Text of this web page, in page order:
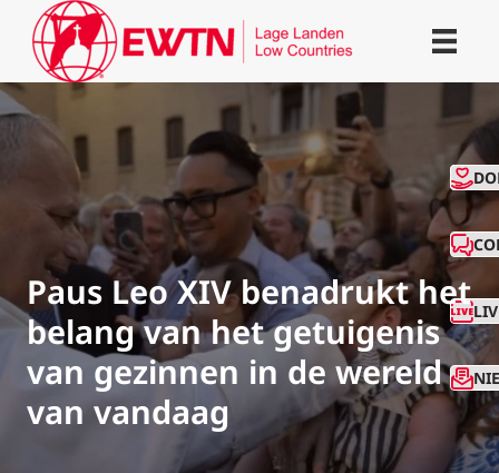
Paus Leo XIV benadrukt het
belang van het getuigenis
van gezinnen in de wereld
van vandaag